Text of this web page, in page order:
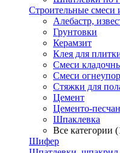
Строительные смеси
Алебастр,
Грунтовки
Керамзит
Клея для
Смеси
Смеси
Стяжки для
Цемент
Цементо-
Шпаклевка
Все категории
Шифер